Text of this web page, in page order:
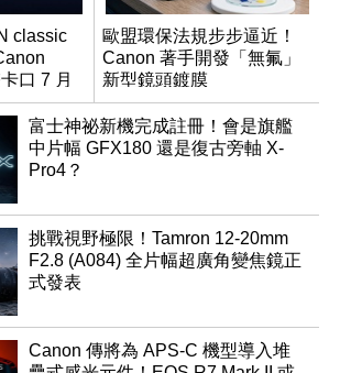
classic
口 7 月
歐盟環保法規步步逼近！
Canon 著手開發「無氟」
新型鏡頭鍍膜
富士神祕新機完成註冊！會是旗艦
中片幅 GFX180 還是復古旁軸 X-
Pro4？
挑戰視野極限！Tamron 12-20mm
F2.8 (A084) 全片幅超廣角變焦鏡正
式發表
Canon 傳將為 APS-C 機型導入堆